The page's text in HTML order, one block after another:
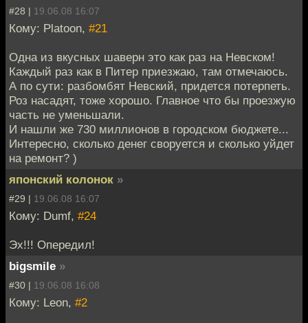
#28 | 19.06.08 16:07
Кому: Platoon, #21
Одна из вкусных шаверн это как раз на Невском!
Каждый раз как в Питер приезжаю, там отмечаюсь.
А по сути: разбомбят Невский, придется потерпеть.
Роз насадят, тоже хорошо. Главное что бы проезжую
часть не уменьшали.
И нашли же 730 миллионов в городском бюджете...
Интересно, сколько денег своруется и сколько уйдет
на ремонт? )
японский колонок »
#29 | 19.06.08 16:07
Кому: Dumf, #24
Эх!!! Опередил!
bigsmile »
#30 | 19.06.08 16:08
Кому: Leon, #2